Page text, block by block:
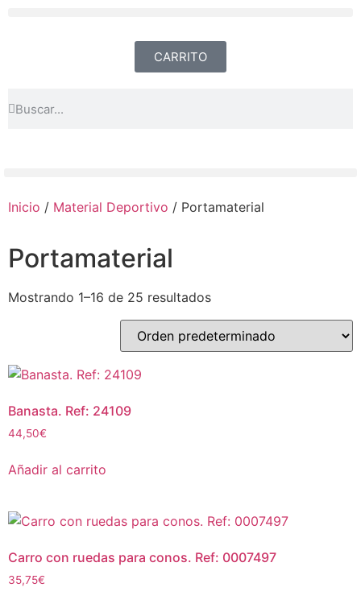
CARRITO
Inicio / Material Deportivo / Portamaterial
Portamaterial
Mostrando 1–16 de 25 resultados
Banasta. Ref: 24109
44,50€
Añadir al carrito
Carro con ruedas para conos. Ref: 0007497
35,75€